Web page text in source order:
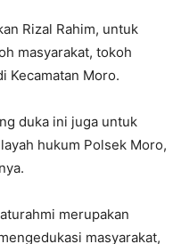
Rizal Rahim, untuk
masyarakat, tokoh
Kecamatan Moro.
duka ini juga untuk
hukum Polsek Moro,
merupakan
masyarakat,